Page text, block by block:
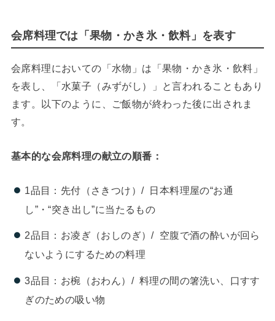
会席料理では「果物・かき氷・飲料」を表す
会席料理においての「水物」は「果物・かき氷・飲料」
を表し、「水菓子（みずがし）」と言われることもあり
ます。以下のように、ご飯物が終わった後に出されま
す。
基本的な会席料理の献立の順番：
1品目：先付（さきつけ）/ 日本料理屋の“お通
し”・“突き出し”に当たるもの
2品目：お凌ぎ（おしのぎ）/ 空腹で酒の酔いが回ら
ないようにするための料理
3品目：お椀（おわん）/ 料理の間の箸洗い、口すす
ぎのための吸い物